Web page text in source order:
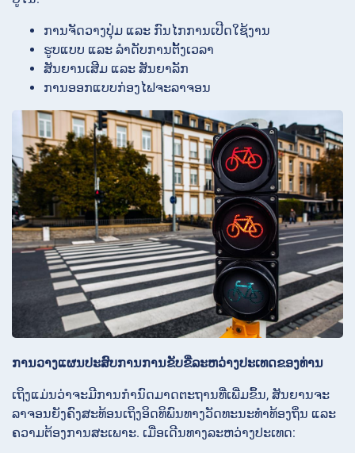
ການຈັດວາງປຸ່ມ ແລະ ກົນໄກການເປີດໃຊ້ງານ
ຮູບແບບ ແລະ ລຳດັບການຕັ້ງເວລາ
ສັນຍານເສີມ ແລະ ສັນຍາລັກ
ການອອກແບບກ່ອງໄຟຈະລາຈອນ
ການວາງແຜນປະສົບການການຂັບຂີ່ລະຫວ່າງປະເທດຂອງທ່ານ
ເຖິງແມ່ນວ່າຈະມີການກຳນົດມາດຕະຖານທີ່ເພີ່ມຂຶ້ນ, ສັນຍານຈະ
ລາຈອນຍັງຄົງສະທ້ອນເຖິງອິດທິພົນທາງວັດທະນະທໍາທ້ອງຖິ່ນ ແລະ
ຄວາມຕ້ອງການສະເພາະ. ເມື່ອເດີນທາງລະຫວ່າງປະເທດ: